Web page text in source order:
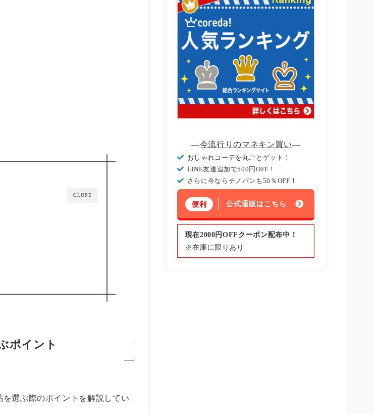
CLOSE
ポイント
選ぶ際のポイントを解説してい
―今流行りのマネキン買い―
おしゃれコーデを丸ごとゲット！
LINE友達追加で500円OFF！
さらに今ならチノパンも50％OFF！
便利 公式通販はこちら
現在2000円OFFクーポン配布中！
※在庫に限りあり